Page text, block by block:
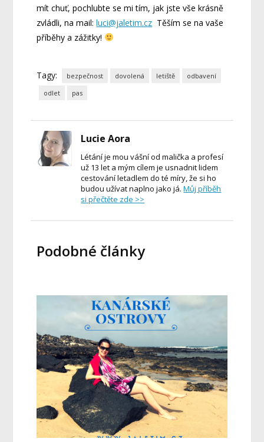
mít chuť, pochlubte se mi tím, jak jste vše krásně
zvládli, na mail:luci@jaletim.cz Těším se na vaše
příběhy a zážitky!
Tagy: bezpečnost dovolená letiště
odbavení
odlet
pas
Lucie Aora
Létání je mou vášní od malička a profesí
už 13 let a mým cílem je usnadnit lidem
cestování letadlem do té míry, že si ho
budou užívat naplno jako já.Můj příběh
si přečtěte zde >>
Podobné články